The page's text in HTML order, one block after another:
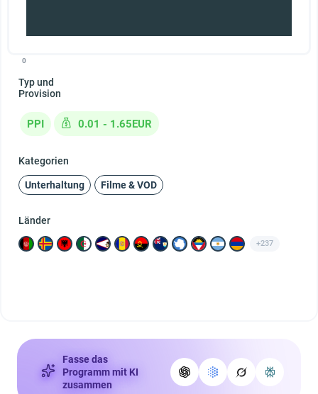
0
Typ und
Provision
PPI 0.01 - 1.65EUR
Kategorien
Unterhaltung Filme & VOD
Länder
+237
Fasse das
Programm mit KI
zusammen